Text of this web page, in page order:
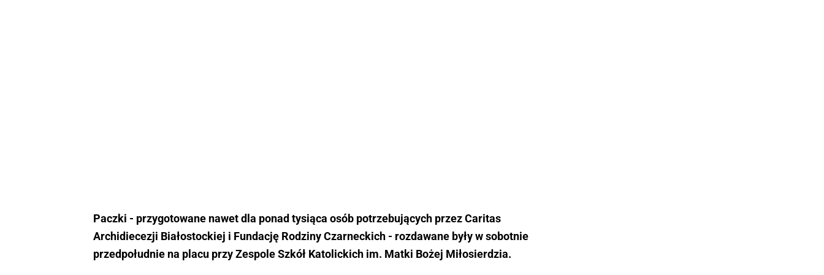
Paczki - przygotowane nawet dla ponad tysiąca osób potrzebujących przez Caritas
Archidiecezji Białostockiej i Fundację Rodziny Czarneckich - rozdawane były w sobotnie
przedpołudnie na placu przy Zespole Szkół Katolickich im. Matki Bożej Miłosierdzia.